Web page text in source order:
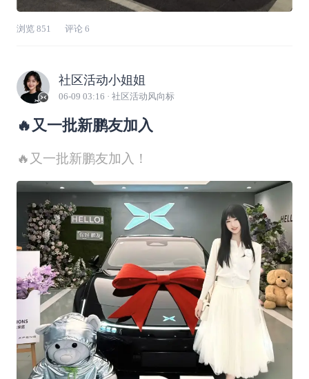
浏览 851 评论 6
社区活动小姐姐
06-09 03:16 · 社区活动风向标
🔥又一批新鹏友加入
🔥又一批新鹏友加入！